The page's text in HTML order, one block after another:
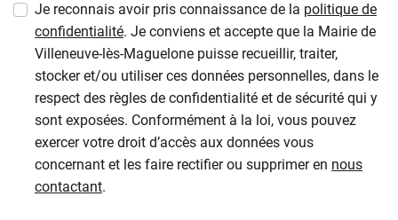
Je reconnais avoir pris connaissance de la politique de
confidentialité. Je conviens et accepte que la Mairie de
Villeneuve-lès-Maguelone puisse recueillir, traiter,
stocker et/ou utiliser ces données personnelles, dans le
respect des règles de confidentialité et de sécurité qui y
sont exposées. Conformément à la loi, vous pouvez
exercer votre droit d’accès aux données vous
concernant et les faire rectifier ou supprimer en nous
contactant.